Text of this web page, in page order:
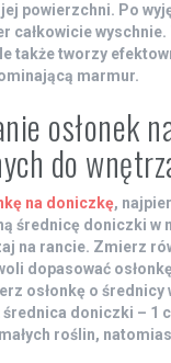
powierzchni. Po
całkowicie
także tworzy
marmur.
osłonek
do
na doniczkę,
średnicę doniczki w
na rancie. Zmierz
dopasować
osłonkę o średnicy
średnica doniczki – 1
roślin,